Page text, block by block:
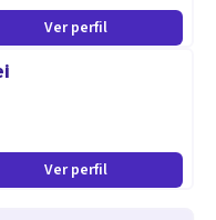
Ver perfil
Ver perfil